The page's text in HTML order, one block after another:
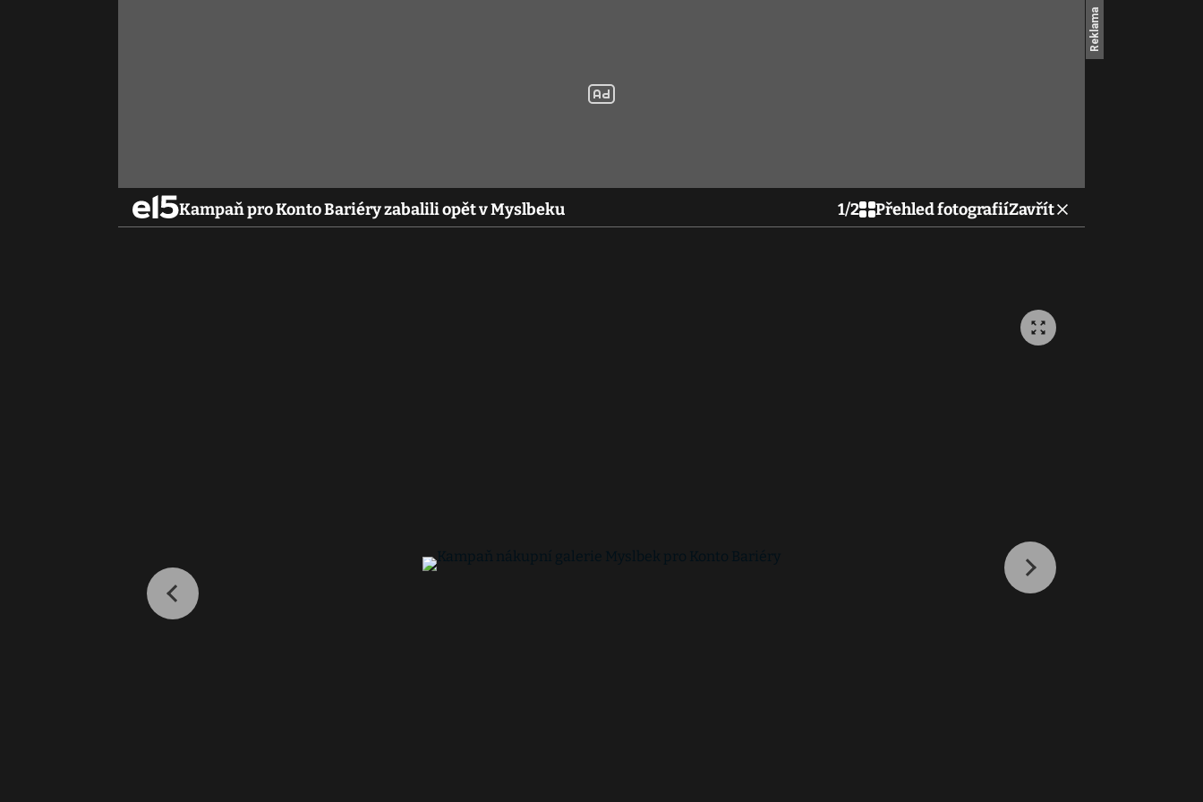
Kampaň pro Konto Bariéry zabalili opět v Myslbeku 1/2 Přehled fotografiíZavřít